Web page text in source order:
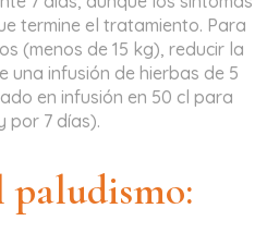
termine el tratamiento. Para
(menos de 15 kg), reducir la
una infusión de hierbas de 5
en infusión en 50 cl para
por 7 días).
paludismo: